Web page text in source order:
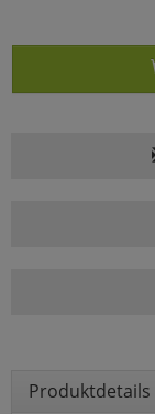
Produktdetails